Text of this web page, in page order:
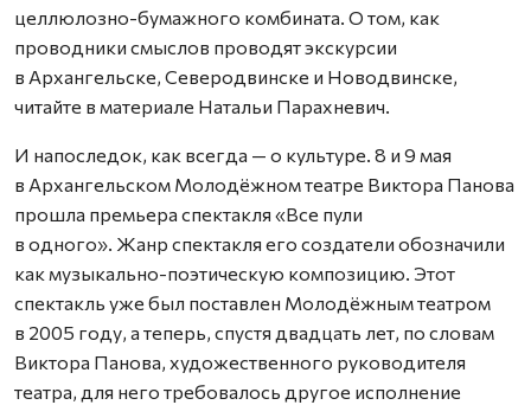
целлюлозно-бумажного комбината. О том, как
проводники смыслов проводят экскурсии
в Архангельске, Северодвинске и Новодвинске,
читайте в материале Натальи Парахневич.
И напоследок, как всегда — о культуре. 8 и 9 мая
в Архангельском Молодёжном театре Виктора Панова
прошла премьера спектакля «Все пули
в одного». Жанр спектакля его создатели обозначили
как музыкально-поэтическую композицию. Этот
спектакль уже был поставлен Молодёжным театром
в 2005 году, а теперь, спустя двадцать лет, по словам
Виктора Панова, художественного руководителя
театра, для него требовалось другое исполнение